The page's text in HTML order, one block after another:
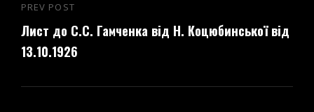
Previous
Post
PREV POST
Лист до С.С. Гамченка від Н. Коцюбинської від
13.10.1926